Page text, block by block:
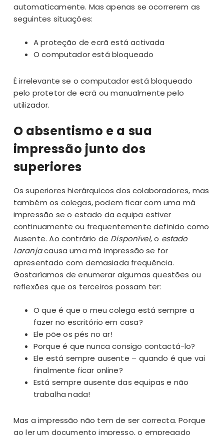
automaticamente. Mas apenas se ocorrerem as
seguintes situações:
A proteção de ecrã está activada
O computador está bloqueado
É irrelevante se o computador está bloqueado
pelo protetor de ecrã ou manualmente pelo
utilizador.
O absentismo e a sua
impressão junto dos
superiores
Os superiores hierárquicos dos colaboradores, mas
também os colegas, podem ficar com uma má
impressão se o estado da equipa estiver
continuamente ou frequentemente definido como
Ausente. Ao contrário de Disponível, o estado
Laranjacausa uma má impressão se for
apresentado com demasiada frequência.
Gostaríamos de enumerar algumas questões ou
reflexões que os terceiros possam ter:
O que é que o meu colega está sempre a
fazer no escritório em casa?
Ele põe os pés no ar!
Porque é que nunca consigo contactá-lo?
Ele está sempre ausente – quando é que vai
finalmente ficar online?
Está sempre ausente das equipas e não
trabalha nada!
Mas a impressão não tem de ser correcta. Porque
ao ler um documento impresso, o empregado